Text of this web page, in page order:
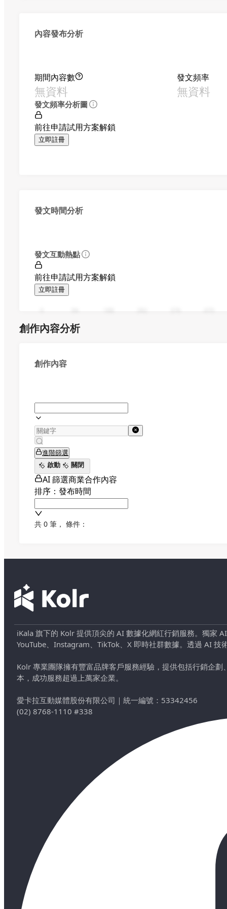
內容發布分析
期間內容數
無資料
發文頻率
無資料
發文頻率分析圖
前往申請試用方案解鎖
立即註冊
發文時間分析
發文互動熱點
前往申請試用方案解鎖
立即註冊
創作內容分析
創作內容
進階篩選
啟動
關閉
AI 篩選商業合作內容
排序：發布時間
共 0 筆 ， 條件：
iKala 旗下的 Kolr 提供頂尖的 AI 數據化網紅行銷服務。獨家
YouTube、Instagram、TikTok、X 即時社群數據。透過 AI
Kolr 專業團隊擁有豐富品牌客戶服務經驗，提供包括行銷企
本，成功服務超過上萬家企業。
愛卡拉互動媒體股份有限公司 ｜ 統一編號：53342456
(02) 8768-1110 #338